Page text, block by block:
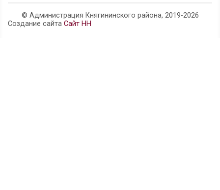
Нижегородская область, г. Княгинино, ул.